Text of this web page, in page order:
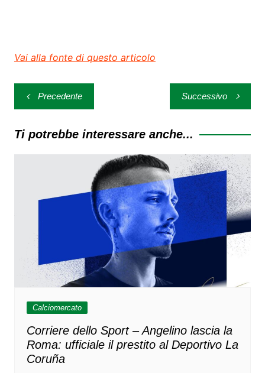
Vai alla fonte di questo articolo
Navigazione
articoli
Precedente Successivo
Ti potrebbe interessare anche...
Calciomercato
Corriere dello Sport – Angelino lascia la
Roma: ufficiale il prestito al Deportivo La
Coruña